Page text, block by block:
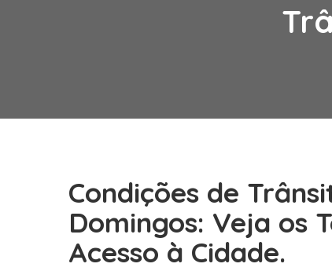
Condições de
Domingos: Veja os
Acesso à Cidade.